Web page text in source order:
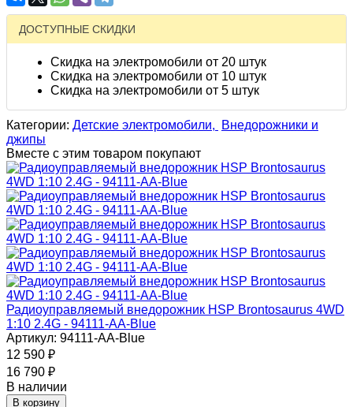
ДОСТУПНЫЕ СКИДКИ
Скидка на электромобили от 20 штук
Скидка на электромобили от 10 штук
Скидка на электромобили от 5 штук
Категории: Детские электромобили,
Внедорожники и
джипы
Вместе с этим товаром покупают
Радиоуправляемый внедорожник HSP Brontosaurus 4WD
1:10 2.4G - 94111-AA-Blue
Артикул: 94111-AA-Blue
12 590 ₽
16 790 ₽
В наличии
В корзину